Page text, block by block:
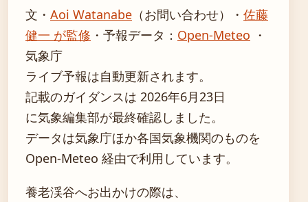
文・ Aoi Watanabe （お問い合わせ） ・ 佐藤
健一 が監修 ・ 予報データ： Open-Meteo ・
気象庁
ライブ予報は自動更新されます。
記載のガイダンスは 2026年6月23日
に気象編集部が最終確認しました。
データは気象庁ほか各国気象機関のものを
Open-Meteo 経由で利用しています。
養老渓谷へお出かけの際は、